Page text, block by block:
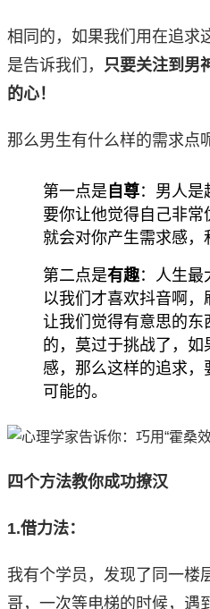
相同的，如果我们用在追求
是告诉我们， 只要关注到男
的心！
那么男生有什么样的需求点
第一点是 自尊：男人是
要你让他觉得自己非
就会对你产生需求感，
第二点是有趣：人生最
以我们才喜欢抖音啊
让我们觉得有意思的东
的，莫过于挑战了，
感，那么这样的追求
可能的。
四个方法教你成功撩汉
1.借力法：
我有个学员，发现了同一楼
哥，一次等电梯的时候，遇